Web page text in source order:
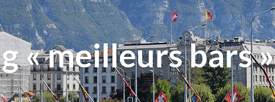
« meilleurs bars »